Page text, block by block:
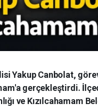
Yakup Canbolat,
gerçekleştirdi.
ve Kızılcahamam